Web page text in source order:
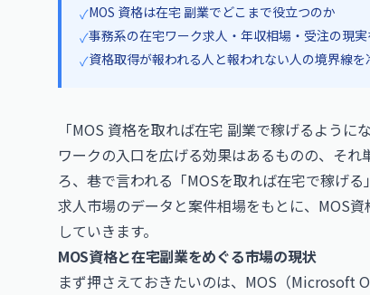
✓MOS 資格は在宅 副業でどこまで役立つのか
✓事務系の在宅ワーク求人・年収相場・受注の現
✓資格取得が報われる人と報われない人の境界線
「MOS 資格を取れば在宅 副業で稼げるよう
ワークの入口を広げる効果はあるものの、そ
ろ、巷で言われる「MOSを取れば在宅で稼げ
求人市場のデータと案件相場をもとに、MOS
していきます。
MOS資格と在宅副業をめぐる市場の現状
まず押さえておきたいのは、MOS（Microsoft